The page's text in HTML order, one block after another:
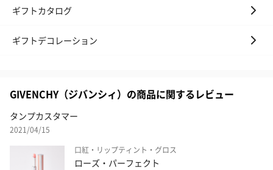
ギフトカタログ
ギフトデコレーション
GIVENCHY（ジバンシィ）の商品に関するレビュー
タンプカスタマー
2021/04/15
口紅・リップティント・グロス
ローズ・パーフェクト